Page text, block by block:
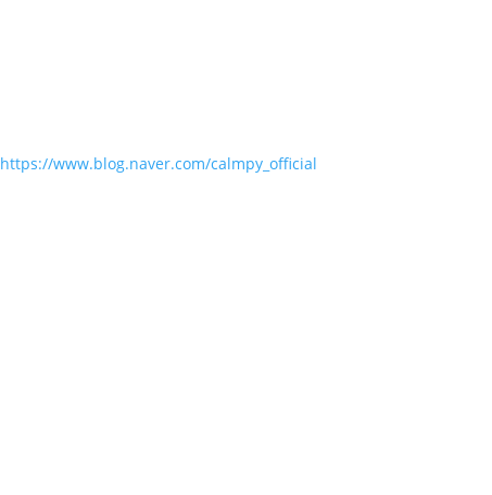
https://www.blog.naver.com/calmpy_official